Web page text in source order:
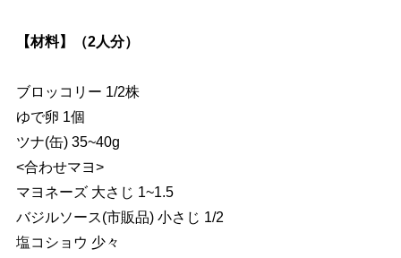
【材料】（2人分）
ブロッコリー 1/2株
ゆで卵 1個
ツナ(缶) 35~40g
<合わせマヨ>
マヨネーズ 大さじ 1~1.5
バジルソース(市販品) 小さじ 1/2
塩コショウ 少々